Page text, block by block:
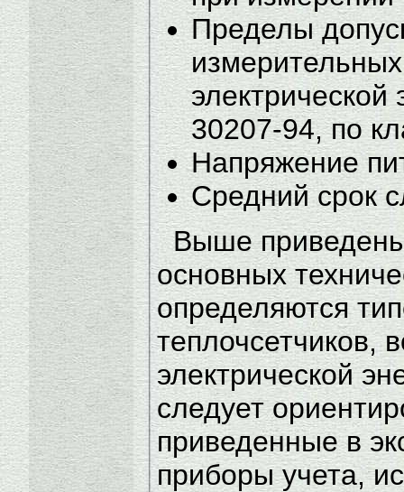
Пределы
30207-94, по
Напряжение
Средний срок
Выше
основных
определяются
теплочсетчиков,
электрической
следует
приведенные в
приборы учета,